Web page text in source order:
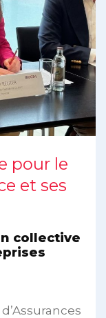
pour le
et ses
collective